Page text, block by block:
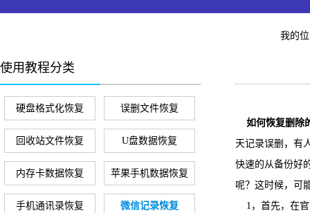
我的
使用教程分类
硬盘格式化恢复 误删文件恢复
回收站文件恢复 U盘数据恢复
内存卡数据恢复 苹果手机数据恢复
手机通讯录恢复 微信记录恢复
如何恢复删除
天记录误删，有
快速的从备份好
呢？这时候，可
1，首先，在